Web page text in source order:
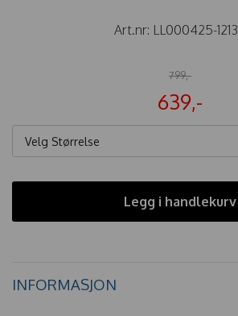
Art.nr: LL000425-1213
799,-
639,-
Velg Størrelse
Legg i handlekurv
INFORMASJON